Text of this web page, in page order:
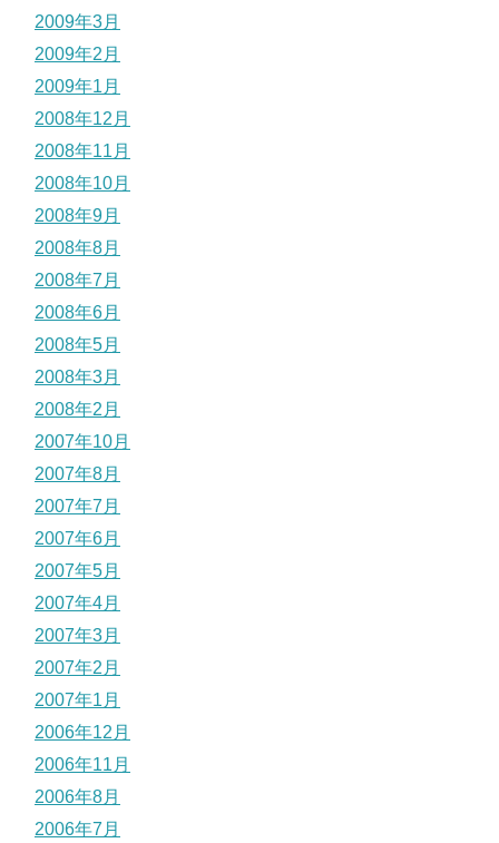
2009年3月
2009年2月
2009年1月
2008年12月
2008年11月
2008年10月
2008年9月
2008年8月
2008年7月
2008年6月
2008年5月
2008年3月
2008年2月
2007年10月
2007年8月
2007年7月
2007年6月
2007年5月
2007年4月
2007年3月
2007年2月
2007年1月
2006年12月
2006年11月
2006年8月
2006年7月